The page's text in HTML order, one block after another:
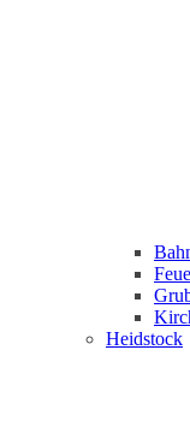
Heidstock